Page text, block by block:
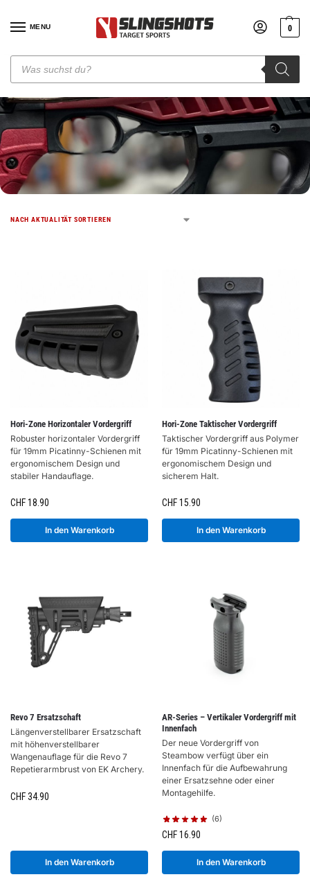
MENU 0
GRIFFE
Hori-Zone Horizontaler Vordergriff
Robuster horizontaler Vordergriff
für 19mm Picatinny-Schienen mit
ergonomischem Design und
stabiler Handauflage.
CHF18.90
In den Warenkorb
Hori-Zone Taktischer Vordergriff
Taktischer Vordergriff aus Polymer
für 19mm Picatinny-Schienen mit
ergonomischem Design und
sicherem Halt.
CHF15.90
In den Warenkorb
Revo 7 Ersatzschaft
Längenverstellbarer Ersatzschaft
mit höhenverstellbarer
Wangenauflage für die Revo 7
Repetierarmbrust von EK Archery.
CHF34.90
In den Warenkorb
AR-Series – Vertikaler Vordergriff mit
Innenfach
Der neue Vordergriff von
Steambow verfügt über ein
Innenfach für die Aufbewahrung
einer Ersatzsehne oder einer
Montagehilfe.
(6)
CHF16.90
In den Warenkorb